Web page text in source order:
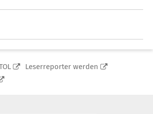
Leserreporter werden